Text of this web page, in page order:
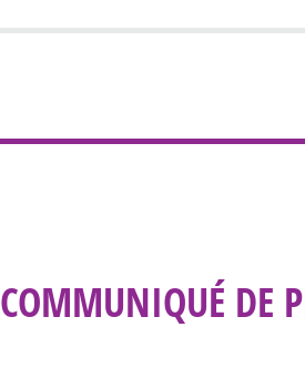
COMMUNIQUÉ DE